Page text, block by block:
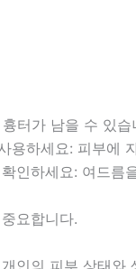
터가 남을 수 있습
용하세요: 피부에
인하세요: 여드름
요합니다.
인의 피부 상태와